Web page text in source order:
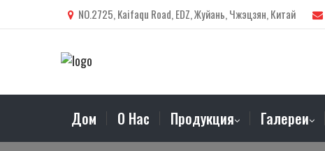
NO.2725, Kaifaqu Road, EDZ, Жуйань, Чжэцзян, Китай
Дом О Нас Продукция Галереи